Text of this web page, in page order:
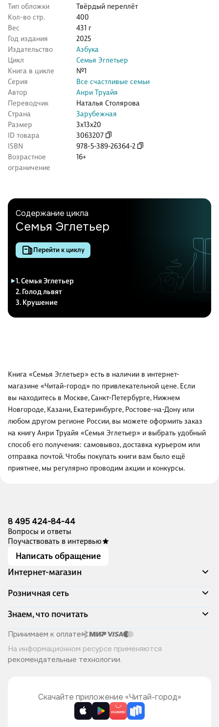
Тип обложки
Твёрдый переплёт
Кол-во стр.
400
Вес
431 г
Год издания
2025
Издательство
Азбука
Цикл
Семья Эглетьер
Книга в цикле
№1
Серия
Все счастливые семьи
Автор
Анри Труайя
Переводчик
Наталья Столярова
Страна
Зарубежная
Размер
3x13x20
ID товара
3063207
ISBN
978-5-389-26364-2
Возрастное
ограничение
16+
Содержание цикла
Семья Эглетьер
Перейти к циклу
1. Семья Эглетьер
2. Голод львят
3. Крушение
Книга «Семья Эглетьер» есть в наличии в интернет-
магазине «Читай-город» по привлекательной цене. Если
вы находитесь в Москве, Санкт-Петербурге, Нижнем
Новгороде, Казани, Екатеринбурге, Ростове-на-Дону или
любом другом регионе России, вы можете оформить заказ
на книгу Анри Труайя «Семья Эглетьер» и выбрать удобный
способ его получения: самовывоз, доставка курьером или
отправка почтой. Чтобы покупать книги вам было ещё
приятнее, мы регулярно проводим акции и конкурсы.
8 495 424-84-44
Вопросы и ответы
Поучаствовать в интервью
Написать обращение
Интернет-магазин
Акции
Доставка и оплата
Программа лояльности
Подарочные сертификаты
Правила продажи
Политика конфиденциальности
Розничная сеть
Адреса магазинов
Книжный Дозор
О компании
Читай-город для бизнеса
Хотите у нас работать?
Знаем, что почитать
Скоро в продаже
Лучшие из лучших
Читай-журнал
Принимаем к оплате
На информационном ресурсе применяются
рекомендательные технологии.
Скачайте приложение «Читай-город»